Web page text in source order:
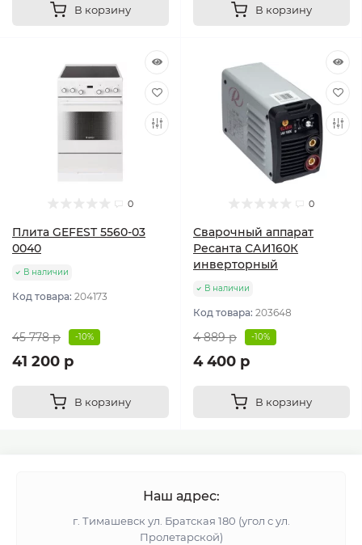
В корзину В корзину
0
Плита GEFEST 5560-03
0040
В наличии
Код товара: 204173
45 778 р -10%
41 200 р
В корзину
0
Сварочный аппарат
Ресанта САИ160К
инверторный
В наличии
Код товара: 203648
4 889 р -10%
4 400 р
В корзину
Наш адрес:
г. Тимашевск ул. Братская 180 (угол с ул.
Пролетарской)